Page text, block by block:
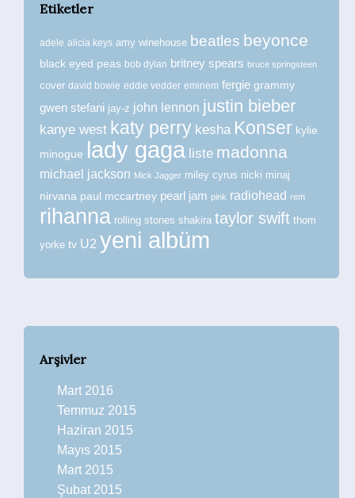
Etiketler
adele alicia keys amy winehouse beatles beyonce
black eyed peas bob dylan britney spears bruce springsteen
cover david bowie eddie vedder eminem fergie grammy
gwen stefani jay-z john lennon justin bieber
kanye west katy perry kesha Konser kylie
minogue lady gaga liste madonna
michael jackson Mick Jagger miley cyrus nicki minaj
nirvana paul mccartney pearl jam pink radiohead rem
rihanna rolling stones shakira taylor swift thom
yorke tv U2 yeni albüm
Arşivler
Mart 2016
Temmuz 2015
Haziran 2015
Mayıs 2015
Mart 2015
Şubat 2015